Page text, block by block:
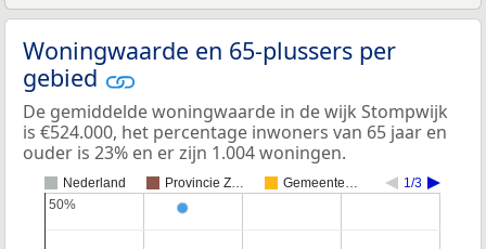
Woningwaarde en 65-plussers per
gebied
De gemiddelde woningwaarde in de wijk Stompwijk
is €524.000, het percentage inwoners van 65 jaar en
ouder is 23% en er zijn 1.004 woningen.
Nederland Provincie Z… Gemeente… 1/3
50%
50%